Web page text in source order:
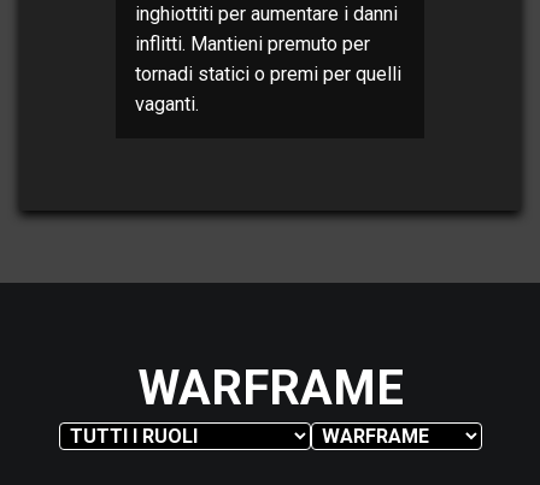
inghiottiti per aumentare i danni
inflitti. Mantieni premuto per
tornadi statici o premi per quelli
vaganti.
WARFRAME